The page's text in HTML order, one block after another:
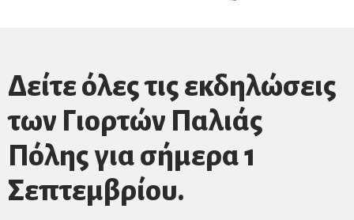
Δείτε όλες τις εκδηλώσεις
των Γιορτών Παλιάς
Πόλης για σήμερα 1
Σεπτεμβρίου.